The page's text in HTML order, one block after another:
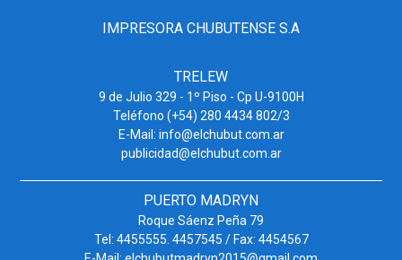
IMPRESORA CHUBUTENSE S.A
TRELEW
9 de Julio 329 - 1º Piso - Cp U-9100H
Teléfono (+54) 280 4434 802/3
E-Mail: info@elchubut.com.ar
publicidad@elchubut.com.ar
PUERTO MADRYN
Roque Sáenz Peña 79
Tel: 4455555. 4457545 / Fax: 4454567